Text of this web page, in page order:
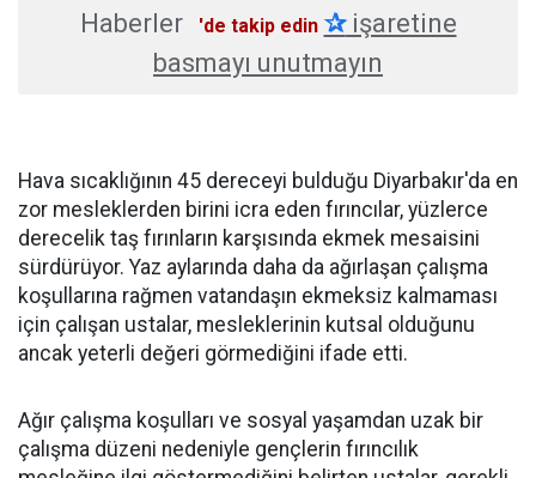
Haberler
'de takip edin ✰işaretine
basmayı unutmayın
Hava sıcaklığının 45 dereceyi bulduğu Diyarbakır'da en
zor mesleklerden birini icra eden fırıncılar, yüzlerce
derecelik taş fırınların karşısında ekmek mesaisini
sürdürüyor. Yaz aylarında daha da ağırlaşan çalışma
koşullarına rağmen vatandaşın ekmeksiz kalmaması
için çalışan ustalar, mesleklerinin kutsal olduğunu
ancak yeterli değeri görmediğini ifade etti.
Ağır çalışma koşulları ve sosyal yaşamdan uzak bir
çalışma düzeni nedeniyle gençlerin fırıncılık